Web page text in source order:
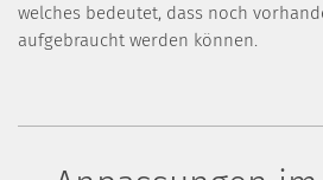
welches bedeutet, dass noch
aufgebraucht werden können.